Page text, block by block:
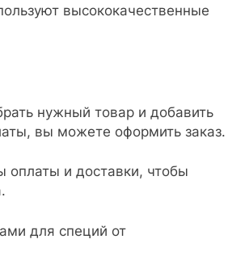
высококачественные
нужный товар и добавить
вы можете оформить заказ.
оплаты и доставки, чтобы
для специй от